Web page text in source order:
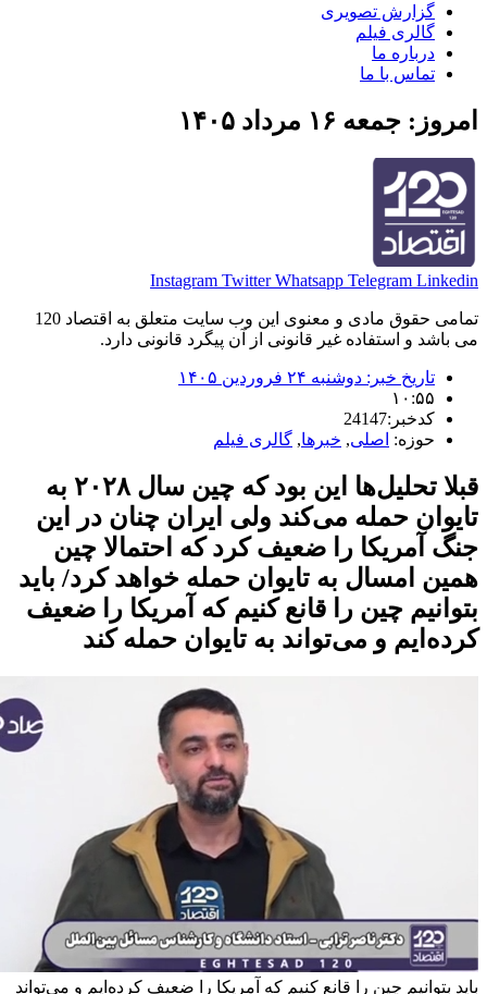
گزارش تصویری
گالری فیلم
درباره ما
تماس با ما
۱۶ مرداد ۱۴۰۵
Instagram Twitter Whatsapp Telegram
تمامی حقوق مادی و معنوی این وب سایت متعلق به اقتصاد 120
و استفاده غیر قانونی از آن پیگرد قانونی دارد.
تاریخ خبر:دوشنبه ۲۴ فروردین ۱۴۰۵
۱۰:۵۵
کدخبر:24147
حوزه:اصلی خبرها ,گالری فیلم
قبلا تحلیل‌ها این بود که چین سال ۲۰۲۸ به
حمله می‌کند ولی ایران چنان در این
آمریکا را ضعیف کرد که احتمالا چین
امسال به تایوان حمله خواهد کرد/ باید
چین را قانع کنیم که آمریکا را ضعیف
و می‌تواند به تایوان حمله کند
چین را قانع کنیم که آمریکا را ضعیف کرده‌ایم و می‌تواند